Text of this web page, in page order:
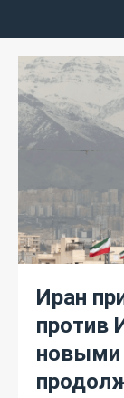
Иран
против
новыми